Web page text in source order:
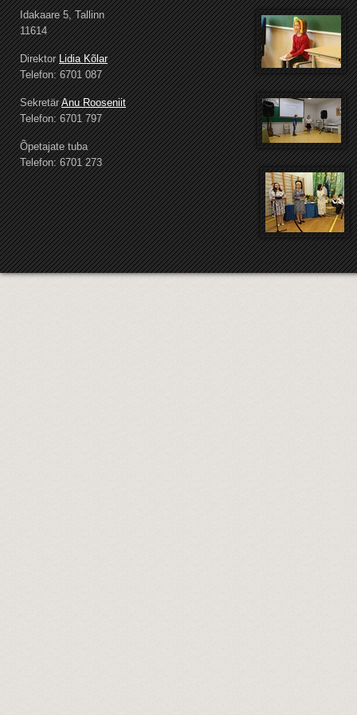
Idakaare 5, Tallinn
11614
DirektorLidia Kõlar
Telefon: 6701 087
SekretärAnu Rooseniit
Telefon: 6701 797
Õpetajate tuba
Telefon: 6701 273